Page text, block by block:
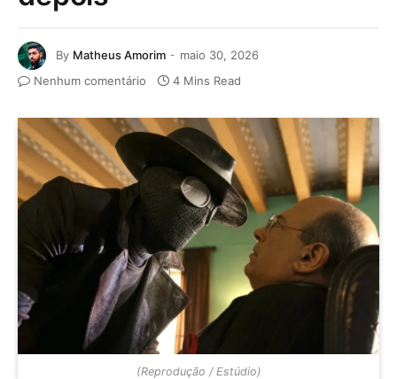
By Matheus Amorim
maio 30, 2026
Nenhum comentário
4 Mins Read
(Reprodução / Estúdio)